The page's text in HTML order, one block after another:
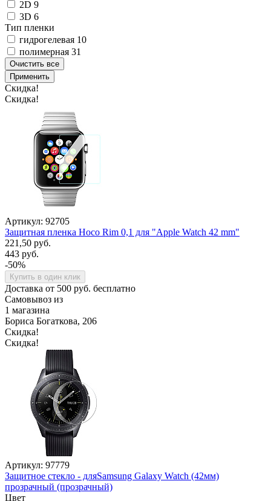
2D 9
3D 6
Тип пленки
гидрогелевая 10
полимерная 31
Очистить все
Применить
Скидка!
Скидка!
Артикул: 92705
Защитная пленка Hoco Rim 0,1 для "Apple Watch 42 mm"
221,50 руб.
443 руб.
-50%
Купить в один клик
Доставка от 500 руб. бесплатно
Самовывоз из
1 магазина
Бориса Богаткова, 206
Скидка!
Скидка!
Артикул: 97779
Защитное стекло - дляSamsung Galaxy Watch (42мм)
прозрачный (прозрачный)
Цвет